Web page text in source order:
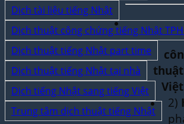
Dịch tài liệu tiếng Nhật
Dịch thuật công chứng tiếng Nhật
Dịch thuật tiếng Nhật part time
Dịch thuật tiếng Nhật tại nhà
Dịch tiếng Nhật sang tiếng Việt
Trung tâm dịch thuật tiếng Nhật
2)